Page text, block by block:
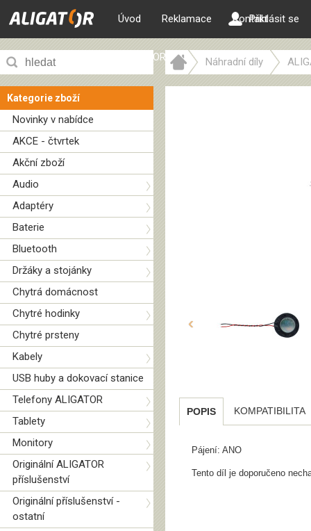
Úvod Reklamace Kontakt
ALIGATOR web
Přihlásit se
Kategorie zboží
Novinky v nabídce
AKCE - čtvrtek
Akční zboží
Audio
Adaptéry
Baterie
Bluetooth
Držáky a stojánky
Chytrá domácnost
Chytré hodinky
Chytré prsteny
Kabely
USB huby a dokovací stanice
Telefony ALIGATOR
Tablety
Monitory
Originální ALIGATOR
příslušenství
Originální příslušenství -
ostatní
Náhradní díly
‹
POPIS KOMPATIBILITA
Pájení: ANO
Tento díl je doporučeno